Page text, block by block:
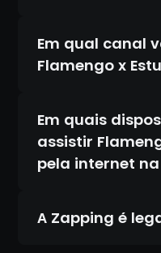
Em qual canal
Flamengo x
Em quais
assistir
pela internet
A Zapping é